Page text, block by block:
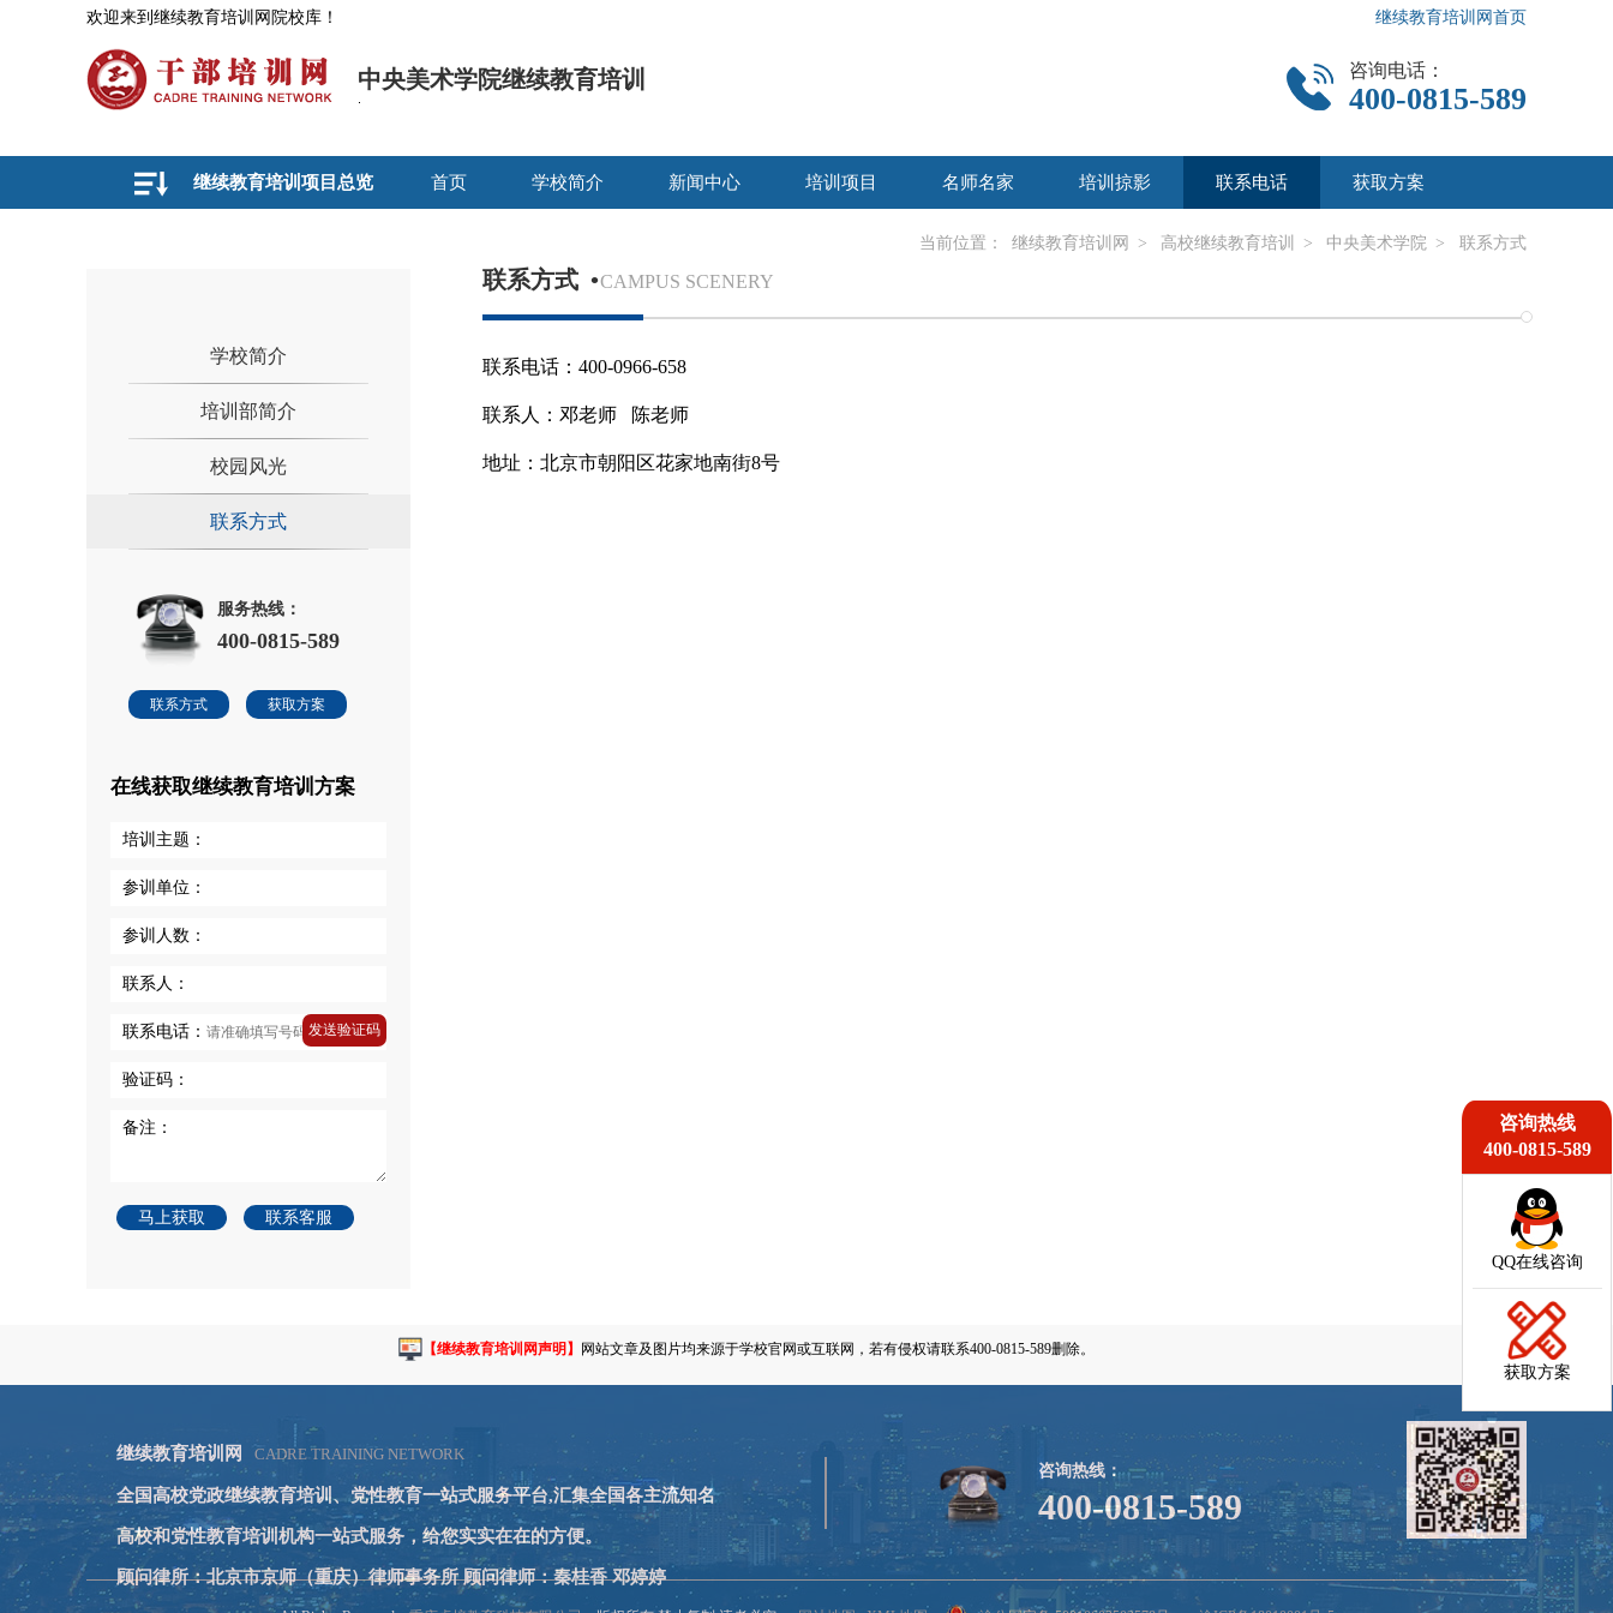
欢迎来到继续教育培训网院校库！ 继续教育培训网首页
中央美术学院继续教育培训 咨询电话：
400-0815-589
首页 学校简介 新闻中心 培训项目 名师名家 培训掠影 联系电话 获取方案
继续教育培训项目总览
当前位置： 继续教育培训网 > 高校继续教育培训 > 中央美术学院 > 联系方式
学校简介
培训部简介
校园风光
联系方式
服务热线：
400-0815-589
联系方式 获取方案
在线获取继续教育培训方案
培训主题：
参训单位：
参训人数：
联系人：
联系电话： 发送验证码
验证码：
备注：
马上获取 联系客服
联系方式 •CAMPUS SCENERY
联系电话：400-0966-658
联系人：邓老师 陈老师
地址：北京市朝阳区花家地南街8号
【继续教育培训网声明】 网站文章及图片均来源于学校官网或互联网，若有侵权请联系400-0815-589删除。
继续教育培训网 CADRE TRAINING NETWORK
全国高校党政继续教育培训、党性教育一站式服务平台,汇集全国各主流知名
高校和党性教育培训机构一站式服务，给您实实在在的方便。
顾问律所：北京市京师（重庆）律师事务所 顾问律师：秦桂香 邓婷婷
咨询热线：
400-0815-589
咨询热线
400-0815-589
QQ在线咨询
获取方案